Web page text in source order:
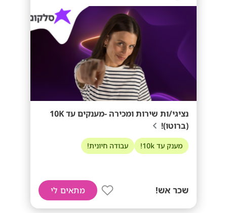
נציגי/ות שירות ומכירה -מענקים עד 10K
(ברוטו)!
מענק עד 10k! עבודה חיונית!
שכר אש! מתאים לי